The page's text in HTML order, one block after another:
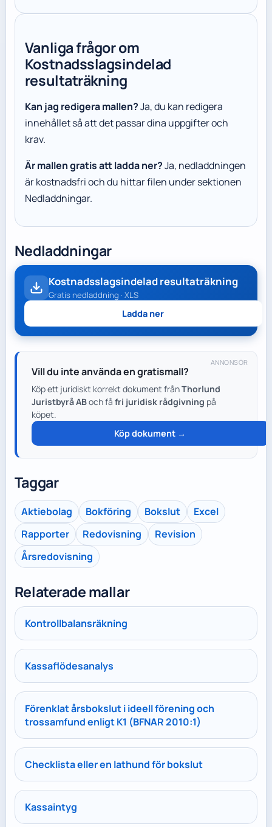
Vanliga frågor om
Kostnadsslagsindelad
resultaträkning
Kan jag redigera mallen?Ja, du kan redigera
innehållet så att det passar dina uppgifter och
krav.
Är mallen gratis att ladda ner?Ja, nedladdningen
är kostnadsfri och du hittar filen under sektionen
Nedladdningar.
Nedladdningar
Kostnadsslagsindelad resultaträkning
Gratis nedladdning · XLS
Ladda ner
ANNONSÖR
Vill du inte använda en gratismall?
Köp ett juridiskt korrekt dokument frånThorlund
Juristbyrå ABoch få fri juridisk rådgivning på
köpet.
Köp dokument →
Taggar
Aktiebolag Bokföring Bokslut
Excel
Rapporter
Redovisning
Revision
Årsredovisning
Relaterade mallar
Kontrollbalansräkning
Kassaflödesanalys
Förenklat årsbokslut i ideell förening och
trossamfund enligt K1 (BFNAR 2010:1)
Checklista eller en lathund för bokslut
Kassaintyg